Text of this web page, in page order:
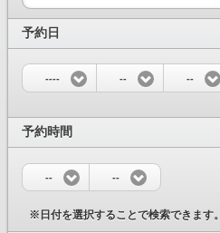
予約日
---- -- --
予約時間
-- --
※日付を選択することで検索できます。